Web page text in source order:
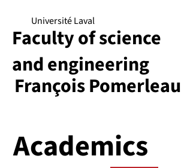
François Pomerleau
Université Laval
Faculty of science
and engineering
Academics